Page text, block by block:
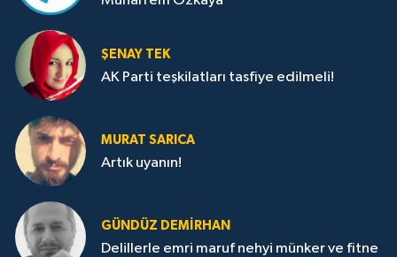
ŞENAY TEK
AK Parti teşkilatları tasfiye edilmeli!
MURAT SARICA
Artık uyanın!
GÜNDÜZ DEMIRHAN
Delillerle emri maruf nehyi münker ve fitne